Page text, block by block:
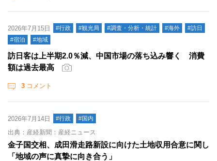
2026年7月15日 #行政 #観光局 #調査・分析・統計 #海外
#訪日
#宿泊
#地域
訪日客は上半期2.0％減、中国市場の落ち込み響く 消費
額は過去最高
3 コメント
2026年7月14日 #行政 #国内
出典：産経新聞：産経ニュース
金子国交相、成田滑走路新設に向けた土地収用合意に関し
「地域の声に真摯に向き合う」